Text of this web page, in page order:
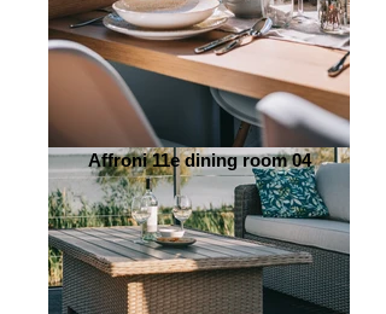
Affroni 11e dining room 04